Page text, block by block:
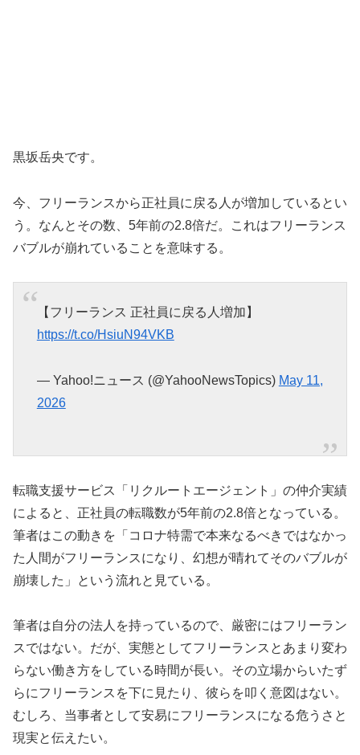
黒坂岳央です。
今、フリーランスから正社員に戻る人が増加しているとい
う。なんとその数、5年前の2.8倍だ。これはフリーランス
バブルが崩れていることを意味する。
【フリーランス 正社員に戻る人増加】
https://t.co/HsiuN94VKB
— Yahoo!ニュース (@YahooNewsTopics) May 11,
2026
転職支援サービス「リクルートエージェント」の仲介実績
によると、正社員の転職数が5年前の2.8倍となっている。
筆者はこの動きを「コロナ特需で本来なるべきではなかっ
た人間がフリーランスになり、幻想が晴れてそのバブルが
崩壊した」という流れと見ている。
筆者は自分の法人を持っているので、厳密にはフリーラン
スではない。だが、実態としてフリーランスとあまり変わ
らない働き方をしている時間が長い。その立場からいたず
らにフリーランスを下に見たり、彼らを叩く意図はない。
むしろ、当事者として安易にフリーランスになる危うさと
現実と伝えたい。